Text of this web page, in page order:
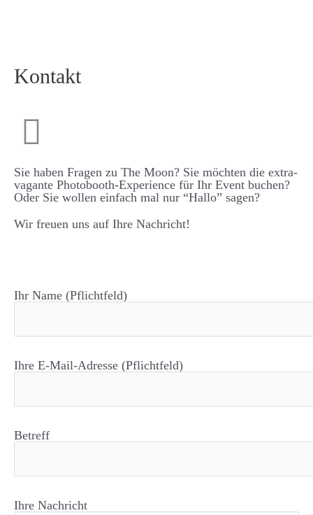
Kontakt
Sie haben Fragen zu The Moon? Sie möchten die extra­­
vagante Photo­­booth-Experience für Ihr Event buchen?
Oder Sie wollen einfach mal nur “Hallo” sagen?
Wir freuen uns auf Ihre Nachricht!
Ihr Name (Pflichtfeld)
Ihre E-Mail-Adresse (Pflichtfeld)
Betreff
Ihre Nachricht